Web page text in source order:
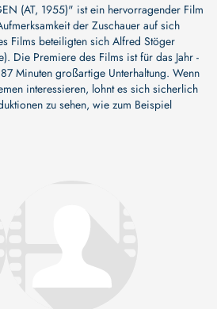
(AT, 1955)" ist ein hervorragender Film
der Zuschauer auf sich
Films beteiligten sich Alfred Stöger
. Die Premiere des Films ist für das Jahr -
Minuten großartige Unterhaltung. Wenn
interessieren, lohnt es sich sicherlich
zu sehen, wie zum Beispiel